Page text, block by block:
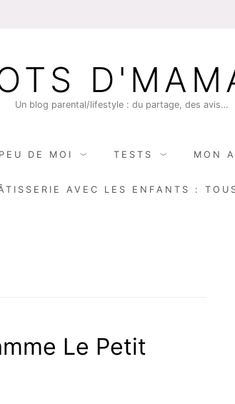
Un blog parental/lifestyle : du partage, des avis…
DE MOI TESTS MON
AVEC LES ENFANTS :
Le Petit